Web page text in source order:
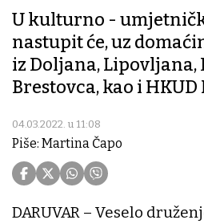
U kulturno -
nastupit će, uz
iz Doljana,
Brestovca, kao i
04.03.2022. u 11:08
Piše: Martina Čapo
DARUVAR – Veselo